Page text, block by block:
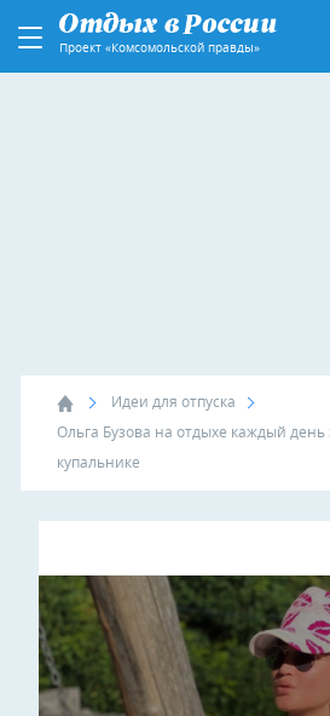
Проект «Комсомольской правды»
Идеи для отпуска
Ольга Бузова на отдыхе каждый день
купальнике